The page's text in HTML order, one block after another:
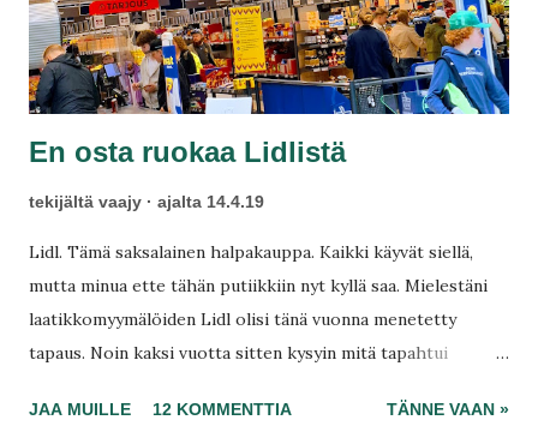
En osta ruokaa Lidlistä
tekijältä vaajy ajalta 14.4.19
Lidl. Tämä saksalainen halpakauppa. Kaikki käyvät siellä,
mutta minua ette tähän putiikkiin nyt kyllä saa. Mielestäni
laatikkomyymälöiden Lidl olisi tänä vuonna menetetty
tapaus. Noin kaksi vuotta sitten kysyin mitä tapahtui
ja totta vain alaspäin. Myymäläpäällikölläsi tuskin on osaa tai
JAA MUILLE 12 KOMMENTTIA TÄNNE VAAN »